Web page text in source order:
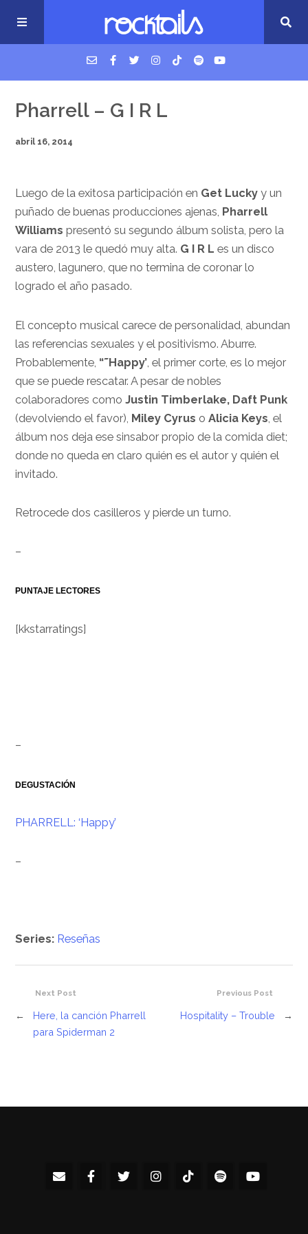
USM Podcast
Cigarrillos en la cama
Música nueva
Pharrell – G I R L
abril 16, 2014
Luego de la exitosa participación en Get Lucky y un
puñado de buenas producciones ajenas, Pharrell
Williams presentó su segundo álbum solista, pero la
vara de 2013 le quedó muy alta. G I R L es un disco
austero, lagunero, que no termina de coronar lo
logrado el año pasado.
El concepto musical carece de personalidad, abundan
las referencias sexuales y el positivismo. Aburre.
Probablemente, “˜Happy’ , el primer corte, es lo mejor
que se puede rescatar. A pesar de nobles
colaboradores comoJustin Timberlake, Daft Punk
(devolviendo el favor), Miley Cyrus oAlicia Keys , el
álbum nos deja ese sinsabor propio de la comida diet;
donde no queda en claro quién es el autor y quién el
invitado.
Retrocede dos casilleros y pierde un turno.
–
PUNTAJE LECTORES
[kkstarratings]
–
DEGUSTACIÓN
PHARRELL: ‘Happy’
–
Series: Reseñas
Previous Post
Hospitality – Trouble →
Next Post
←
Here, la canción Pharrell
para Spiderman 2